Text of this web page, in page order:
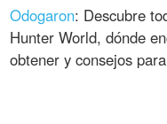
Odogaron: Descubre
Hunter World, dónde
obtener y consejos